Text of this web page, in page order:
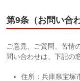
第9条（お問い合
ご意見、ご質問、苦情
問い合わせは、下記の
住所：兵庫県宝塚